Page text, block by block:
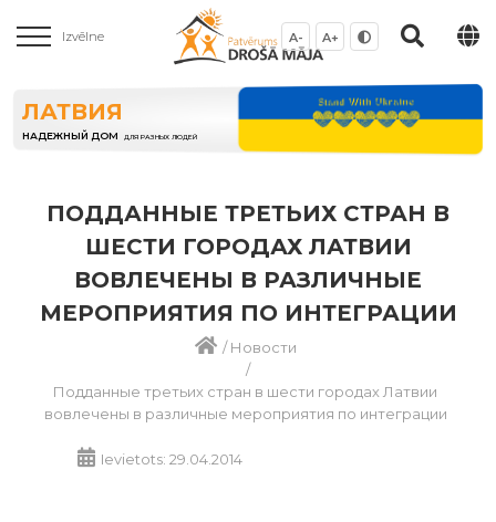
Izvēlne A- A+
ЛАТВИЯ
НАДЕЖНЫЙ ДОМ ДЛЯ РАЗНЫХ ЛЮДЕЙ
ПОДДАННЫЕ ТРЕТЬИХ СТРАН В
ШЕСТИ ГОРОДАХ ЛАТВИИ
ВОВЛЕЧЕНЫ В РАЗЛИЧНЫЕ
МЕРОПРИЯТИЯ ПО ИНТЕГРАЦИИ
/Новости
/
Подданные третьих стран в шести городах Латвии
вовлечены в различные мероприятия по интеграции
Ievietots: 29.04.2014